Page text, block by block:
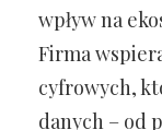
wpływ na
Firma
cyfrowych,
danych – od